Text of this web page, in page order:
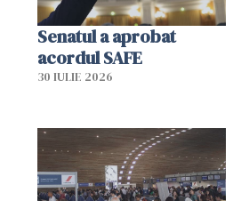
Senatul a aprobat
acordul SAFE
30 IULIE 2026